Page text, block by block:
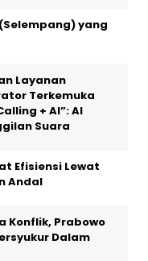
yang
Layanan
Terkemuka
+ AI”: AI
Suara
Efisiensi Lewat
Andal
Konflik, Prabowo
Dalam